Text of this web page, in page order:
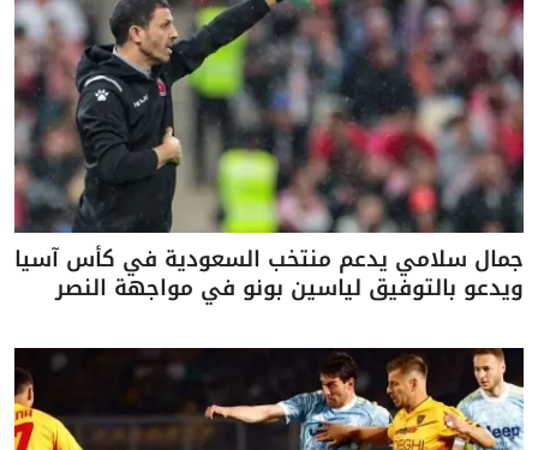
جمال سلامي يدعم منتخب السعودية في كأس آسيا
ويدعو بالتوفيق لياسين بونو في مواجهة النصر